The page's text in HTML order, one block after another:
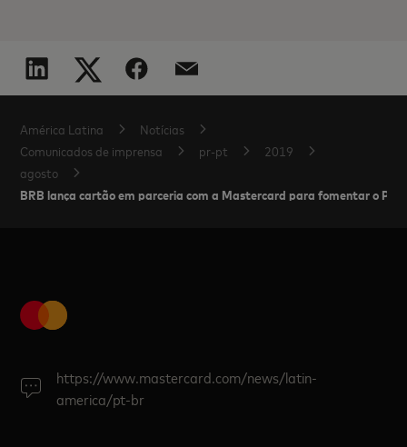
América Latina
Notícias
Comunicados de imprensa
pr-pt
2019
agosto
BRB lança cartão em parceria com a Mastercard para fomentar o
https://www.mastercard.com/news/latin-
america/pt-br